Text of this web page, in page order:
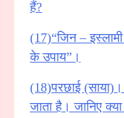
हैं?
(17)“जिन –
के उपाय”।
(18)परछाई
जाता है। जानिए